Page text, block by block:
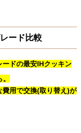
ード比較
ドの最安IHクッキン
用で交換(取り替え)が